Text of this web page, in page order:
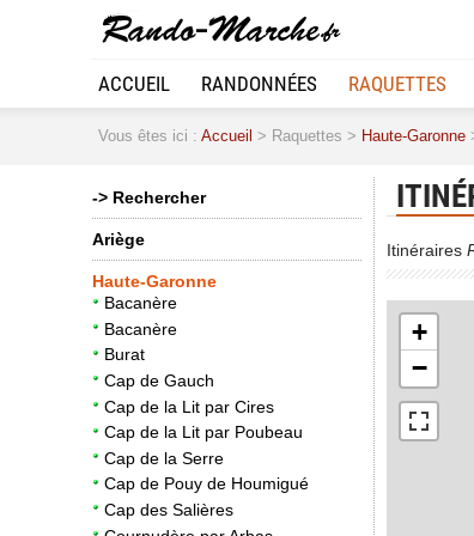
ACCUEIL RANDONNÉES RAQUETTES
Vous êtes ici : Accueil > Raquettes > Haute-Garonne
-> Rechercher
Ariège
Haute-Garonne
Bacanère
Bacanère
Burat
Cap de Gauch
Cap de la Lit par Cires
Cap de la Lit par Poubeau
Cap de la Serre
Cap de Pouy de Houmigué
Cap des Salières
Itinéraires
+
−